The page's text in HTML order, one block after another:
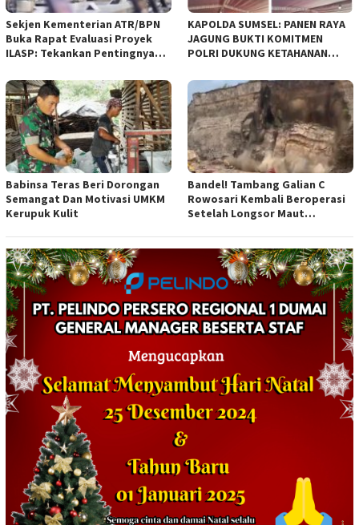
Sekjen Kementerian ATR/BPN
Buka Rapat Evaluasi Proyek
ILASP: Tekankan Pentingnya
Anggaran
KAPOLDA SUMSEL: PANEN RAYA
JAGUNG BUKTI KOMITMEN
POLRI DUKUNG KETAHANAN
Babinsa Teras Beri Dorongan
Semangat Dan Motivasi UMKM
Kerupuk Kulit
Bandel! Tambang Galian C
Rowosari Kembali Beroperasi
Setelah Longsor Maut